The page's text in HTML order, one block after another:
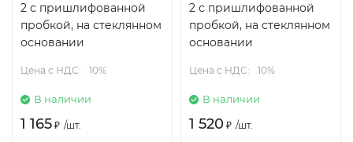
2 с пришлифованной
пробкой, на стеклянном
основании
Цена с НДС: 10%
В наличии
1 165 ₽ /шт.
2 с пришлифованной
пробкой, на стеклянном
основании
Цена с НДС: 10%
В наличии
1 520 ₽ /шт.